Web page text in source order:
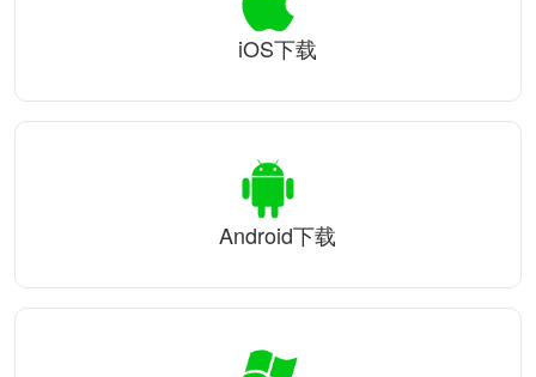
iOS下载
Android下载